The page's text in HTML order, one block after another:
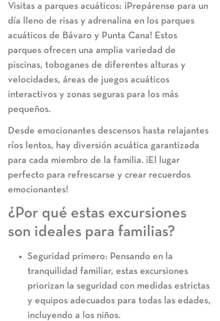
Visitas a parques acuáticos: ¡Prepárense para un
día lleno de risas y adrenalina en los parques
acuáticos de Bávaro y Punta Cana! Estos
parques ofrecen una amplia variedad de
piscinas, toboganes de diferentes alturas y
velocidades, áreas de juegos acuáticos
interactivos y zonas seguras para los más
pequeños.
Desde emocionantes descensos hasta relajantes
ríos lentos, hay diversión acuática garantizada
para cada miembro de la familia. ¡El lugar
perfecto para refrescarse y crear recuerdos
emocionantes!
¿Por qué estas excursiones
son ideales para familias?
Seguridad primero: Pensando en la
tranquilidad familiar, estas excursiones
priorizan la seguridad con medidas estrictas
y equipos adecuados para todas las edades,
incluyendo a los niños.